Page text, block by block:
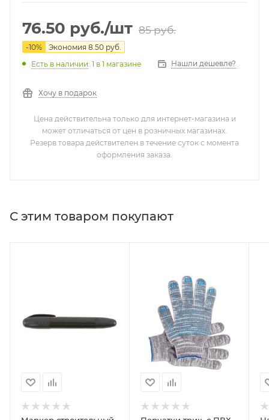
76.50 руб./шт 85руб.
-10% Экономия 8.50 руб.
Есть в наличии: 1 в 1 магазине Нашли дешевле?
Хочу в подарок
Цена действительна только для интернет-магазина и
может отличаться от цен в розничных магазинах.
Резерв товара действителен в течение суток с момента
оформления заказа.
С этим товаром покупают